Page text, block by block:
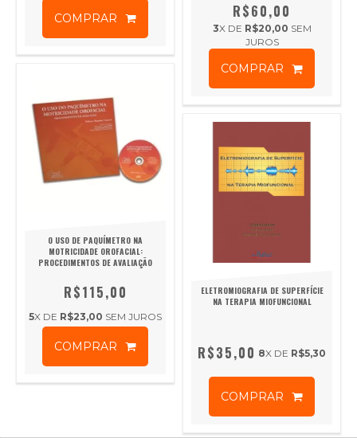
COMPRAR R$60,00
3X DE R$20,00 SEM
JUROS
COMPRAR
O USO DE PAQUÍMETRO NA
MOTRICIDADE OROFACIAL:
PROCEDIMENTOS DE AVALIAÇÃO
R$115,00
5X DE R$23,00 SEM JUROS
COMPRAR
ELETROMIOGRAFIA DE SUPERFÍCIE
NA TERAPIA MIOFUNCIONAL
R$35,00 8X DE R$5,30
COMPRAR